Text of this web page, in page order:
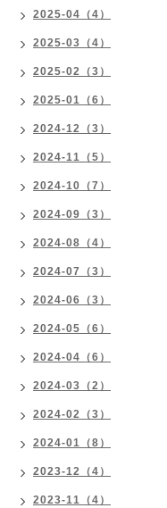
2025-04（4）
2025-03（4）
2025-02（3）
2025-01（6）
2024-12（3）
2024-11（5）
2024-10（7）
2024-09（3）
2024-08（4）
2024-07（3）
2024-06（3）
2024-05（6）
2024-04（6）
2024-03（2）
2024-02（3）
2024-01（8）
2023-12（4）
2023-11（4）